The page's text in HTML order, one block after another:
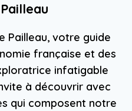
Pailleau, votre guide
française et des
infatigable
à découvrir avec
qui composent notre